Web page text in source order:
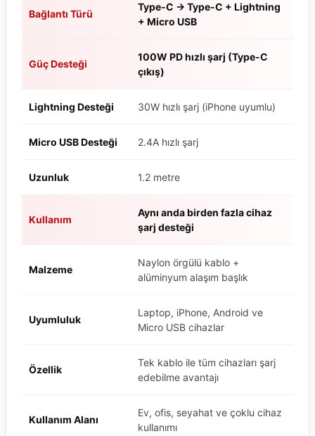
Bağlantı Türü
Type-C → Type-C + Lightning
+ Micro USB
Güç Desteği
100W PD hızlı şarj (Type-C
çıkış)
Lightning Desteği 30W hızlı şarj (iPhone uyumlu)
Micro USB Desteği 2.4A hızlı şarj
Uzunluk 1.2 metre
Kullanım
Aynı anda birden fazla cihaz
şarj desteği
Malzeme
Naylon örgülü kablo +
alüminyum alaşım başlık
Uyumluluk
Laptop, iPhone, Android ve
Micro USB cihazlar
Özellik
Tek kablo ile tüm cihazları şarj
edebilme avantajı
Kullanım Alanı
Ev, ofis, seyahat ve çoklu cihaz
kullanımı